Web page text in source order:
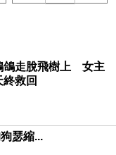
鴿走脫飛樹上 女主
終救回
瑟縮...